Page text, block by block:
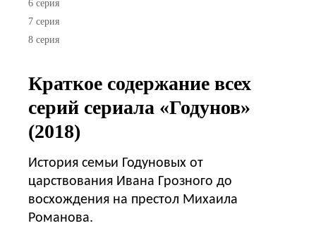
6 серия
7 серия
8 серия
Краткое содержание всех
серий сериала «Годунов»
(2018)
История семьи Годуновых от
царствования Ивана Грозного до
восхождения на престол Михаила
Романова.